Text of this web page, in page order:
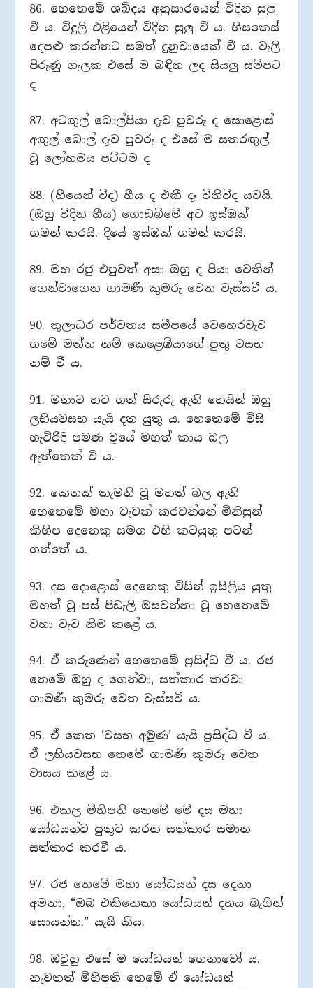
86. හෙතෙමේ ශබ්දය අනුසාරයෙන් විදින සුලු
වී ය. විදුලි එළියෙන් විදින සුලු වී ය. හිසකෙස්
දෙපළු කරන්නට සමත් දුනුවායෙක් වී ය. වැලි
පිරුණු ගැලක එසේ ම බඳින ලද සියලු සම්පට
ද
87. අටඟුල් බොල්පියා දැව පුවරු ද සොළොස්
අඟුල් බොල් දැව පුවරු ද එසේ ම සතරඟුල්
වූ ලෝහමය පට්ටම ද
88. (හීයෙන් විද) හීය ද එකී දෑ විනිවිද යවයි.
(ඔහු විදින හීය) ගොඩබිමේ අට ඉස්ඹක්
ගමන් කරයි. දියේ ඉස්ඹක් ගමන් කරයි.
89. මහ රජු එපුවත් අසා ඔහු ද පියා වෙතින්
ගෙන්වාගෙන ගාමණී කුමරු වෙත වැස්සවී ය.
90. තුලාධර පර්වතය සමීපයේ වෙහෙරවැව
ගමේ මත්ත නම් කෙළෙඹියාගේ පුතු වසභ
නම් වී ය.
91. මනාව හට ගත් සිරුරු ඇති හෙයින් ඔහු
ලභියවසභ යැයි දත යුතු ය. හෙතෙමේ විසි
හැවිරිදි පමණ වූයේ මහත් කාය බල
ඇත්තෙක් වී ය.
92. කෙතක් කැමති වූ මහත් බල ඇති
හෙතෙමේ මහා වැවක් කරවන්නේ මිනිසුන්
කිහිප දෙනෙකු සමග එහි කටයුතු පටන්
ගත්තේ ය.
93. දස දොළොස් දෙනෙකු විසින් ඉසිලිය යුතු
මහත් වූ පස් පිඩැලි ඔසවන්නා වූ හෙතෙමේ
වහා වැව නිම කළේ ය.
94. ඒ කරුණෙන් හෙතෙමේ ප්‍රසිද්ධ වී ය. රජ
තෙමේ ඔහු ද ගෙන්වා, සත්කාර කරවා
ගාමණී කුමරු වෙත වැස්සවී ය.
95. ඒ කෙත ‘වසභ අමුණ’ යැයි ප්‍රසිද්ධ වී ය.
ඒ ලභියවසභ තෙමේ ගාමණී කුමරු වෙත
වාසය කළේ ය.
96. එකල මිහිපති තෙමේ මේ දස මහා
යෝධයන්ට පුතුට කරන සත්කාර සමාන
සත්කාර කරවී ය.
97. රජ තෙමේ මහා යෝධයන් දස දෙනා
අමතා, “ඔබ එකිනෙකා යෝධයන් දහය බැගින්
සොයන්න.” යැයි කීය.
98. ඔවුහු එසේ ම යෝධයන් ගෙනාවෝ ය.
නැවතත් මිහිපති තෙමේ ඒ යෝධයන්